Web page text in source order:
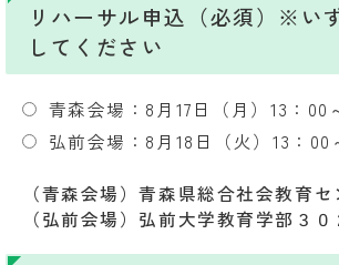
リハーサル申込（必須）※い
してください
青森会場：8月17日（月）13：00
弘前会場：8月18日（火）13：00
（青森会場）青森県総合社会教育セ
（弘前会場）弘前大学教育学部３０